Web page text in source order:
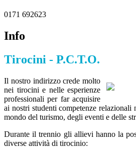
0171 692623
Info
Tirocini - P.C.T.O.
Il nostro indirizzo crede molto
nei tirocini e nelle esperienze
professionali per far acquisire
ai nostri studenti competenze relazionali
mondo del turismo, degli eventi e delle
Durante il trennio gli allievi hanno la
diverse attività di tirocinio: